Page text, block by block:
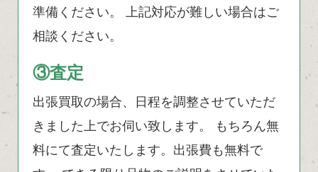
準備ください。 上記対応が難しい場合はご
相談ください。
③査定
出張買取の場合、日程を調整させていただ
きました上でお伺い致します。 もちろん無
料にて査定いたします。出張費も無料で